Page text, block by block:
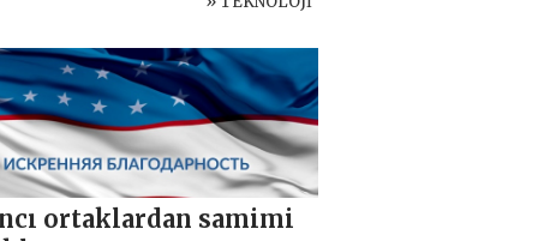
kadın
düzenledi
ortaklardan samimi